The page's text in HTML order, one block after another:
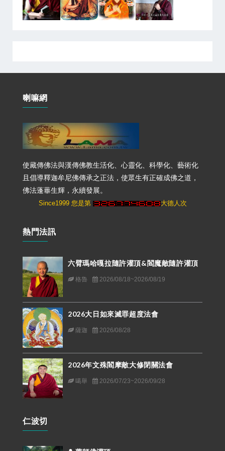
喇嘛網
使藏傳佛法與漢傳佛教生活化、心靈化、科學化、藝術化
且倡導釋迦牟尼佛傳承之正法，使眾生有正確成佛之道，
佛法蓬蓽生輝，永續發展。
Since1999 您是第 大德人次
熱門法訊
六臂瑪哈嘎拉隨許灌頂&閻魔敵隨許灌頂
格魯 2026/08/18~2026/08/19
2026大日如來滅罪超度法會
薩迦 2026/08/28
2026年文殊閻摩敵大修閉關法會
噶舉 2026/07/23~2026/09/28
仁波切